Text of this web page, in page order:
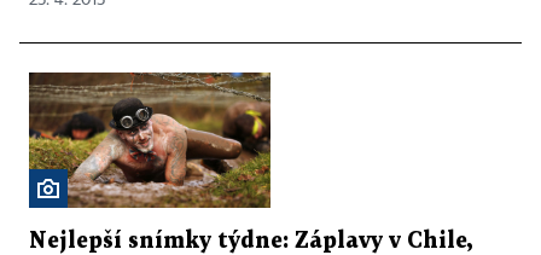
Nejlepší snímky týdne: Záplavy v Chile,